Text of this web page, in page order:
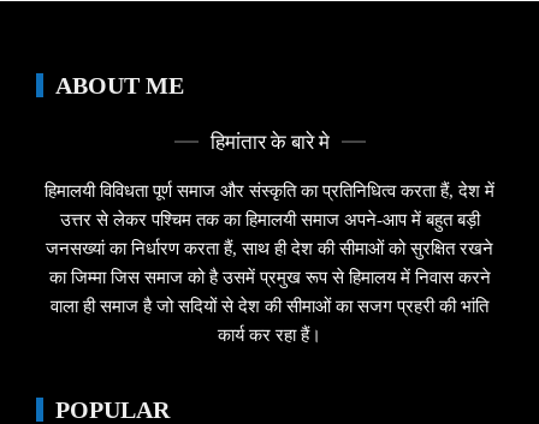
ABOUT ME
हिमांतार के बारे मे
हिमालयी विविधता पूर्ण समाज और संस्कृति का प्रतिनिधित्व करता हैं, देश में
उत्तर से लेकर पश्चिम तक का हिमालयी समाज अपने-आप में बहुत बड़ी
जनसख्यां का निर्धारण करता हैं, साथ ही देश की सीमाओं को सुरक्षित रखने
का जिम्मा जिस समाज को है उसमें प्रमुख रूप से हिमालय में निवास करने
वाला ही समाज है जो सदियों से देश की सीमाओं का सजग प्रहरी की भांति
कार्य कर रहा हैं।
POPULAR